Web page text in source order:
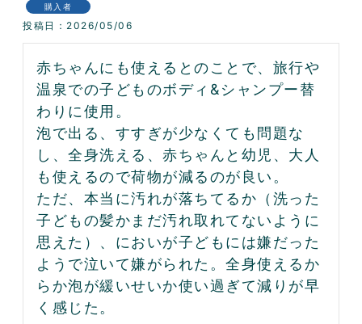
購入者
投稿日 2026/05/06
赤ちゃんにも使えるとのことで、旅行や
温泉での子どものボディ&シャンプー替
わりに使用。
泡で出る、すすぎが少なくても問題な
し、全身洗える、赤ちゃんと幼児、大人
も使えるので荷物が減るのが良い。
ただ、本当に汚れが落ちてるか（洗った
子どもの髪かまだ汚れ取れてないように
思えた）、においが子どもには嫌だった
ようで泣いて嫌がられた。全身使えるか
らか泡が緩いせいか使い過ぎて減りが早
く感じた。